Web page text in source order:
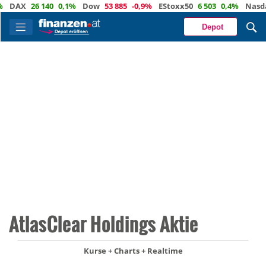
26 140 0,1% Dow 53 885 -0,9% EStoxx50 6 503 0,4% Nasdaq
Depot
AtlasClear Holdings Aktie
Kurse + Charts + Realtime